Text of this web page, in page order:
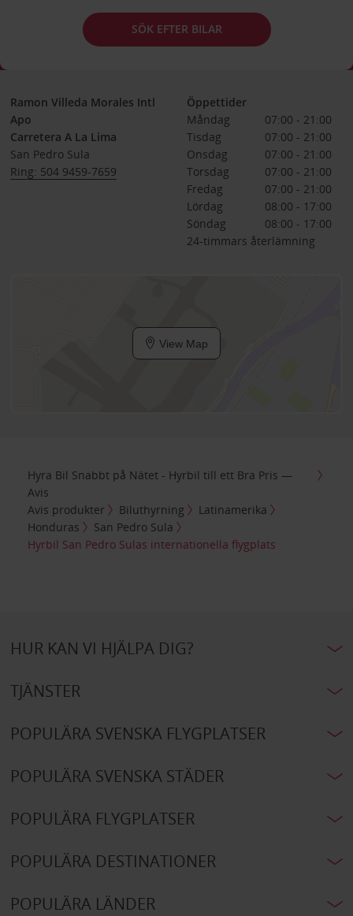
SÖK EFTER BILAR
Ramon Villeda Morales Intl
Apo
Carretera A La Lima
San Pedro Sula
Ring: 504 9459-7659
Öppettider
Måndag
07:00 - 21:00
Tisdag
07:00 - 21:00
Onsdag
07:00 - 21:00
Torsdag
07:00 - 21:00
Fredag
07:00 - 21:00
Lördag
08:00 - 17:00
Söndag
08:00 - 17:00
24-timmars återlämning
View Map
Hyra Bil Snabbt på Nätet - Hyrbil till ett Bra Pris —
Avis
Avis produkter
Biluthyrning
Latinamerika
Honduras
San Pedro Sula
Hyrbil San Pedro Sulas internationella flygplats
HUR KAN VI HJÄLPA DIG?
TJÄNSTER
POPULÄRA SVENSKA FLYGPLATSER
POPULÄRA SVENSKA STÄDER
POPULÄRA FLYGPLATSER
POPULÄRA DESTINATIONER
POPULÄRA LÄNDER